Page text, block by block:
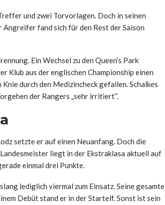
und zwei Torvorlagen. Doch in seinen
fand sich für den Rest der Saison
Ein Wechsel zu den Queen’s Park
Klub aus der englischen Championship einen
durch den Medizincheck gefallen. Schalkes
der Rangers „sehr irritiert“.
setzte er auf einen Neuanfang. Doch die
liegt in der Ekstraklasa aktuell auf
einmal drei Punkte.
lediglich viermal zum Einsatz. Seine gesamte
Debüt stand er in der Startelf. Sonst ist sein